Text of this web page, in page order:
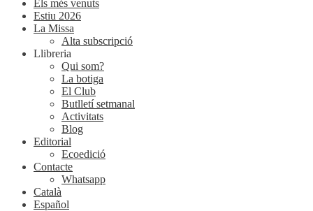
Els més venuts
Estiu 2026
La Missa
Alta subscripció
Llibreria
Qui som?
La botiga
El Club
Butlletí setmanal
Activitats
Blog
Editorial
Ecoedició
Contacte
Whatsapp
Català
Español